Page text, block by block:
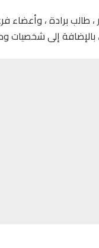
طالب برادة ، وأعضاء
إلى شخصيات